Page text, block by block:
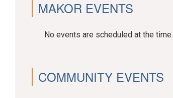
MAKOR EVENTS
No events are scheduled at the time.
COMMUNITY EVENTS